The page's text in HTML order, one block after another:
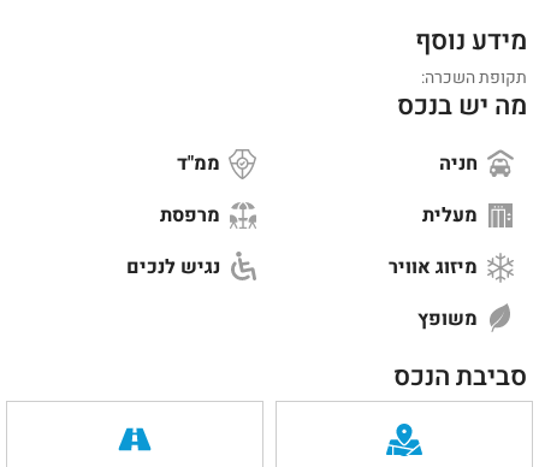
מידע נוסף
תקופת השכרה:
מה יש בנכס
חניה
ממ"ד
מעלית
מרפסת
מיזוג אוויר
נגיש לנכים
משופץ
סביבת הנכס